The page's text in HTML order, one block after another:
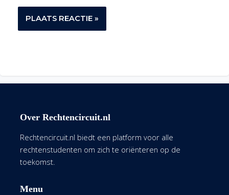
Over Rechtencircuit.nl
Rechtencircuit.nl biedt een platform voor alle
rechtenstudenten om zich te oriënteren op de
toekomst.
Menu